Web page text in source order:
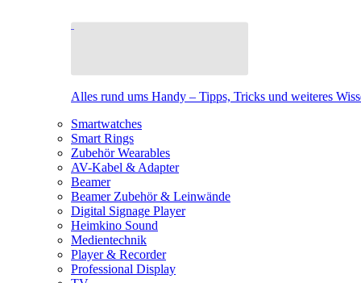
Alles rund ums Handy – Tipps, Tricks und weiteres
Smartwatches
Smart Rings
Zubehör Wearables
AV-Kabel & Adapter
Beamer
Beamer Zubehör & Leinwände
Digital Signage Player
Heimkino Sound
Medientechnik
Player & Recorder
Professional Display